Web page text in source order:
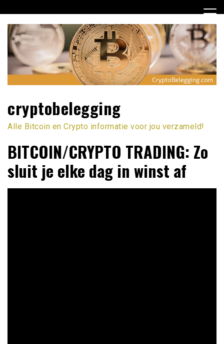
naar
inhoud
cryptobelegging
Alle Bitcoin en Crypto informatie voor jou verzameld!
BITCOIN/CRYPTO TRADING: Zo
sluit je elke dag in winst af